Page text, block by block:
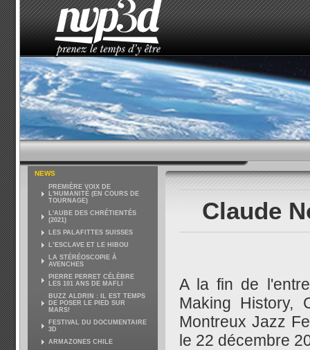
ACCUEIL LE STUDIO ACTUALITÉS
NEWS
PREMIÈRE VOIX DE
L'HUMANITÉ (EN COURS DE
TOURNAGE)
L'AUBE DES CHRÉTIENTÉS
(2021)
LES PALAFITTES SUISSES
L’ESCLAVE ET LE HIBOU
LA STÉRÉOSCOPIE À
AVENCHES
PIERRE PERRET CÉLÈBRE
LES 101 ANS DE MAFLI
BUZZ ALDRIN : IL EST TEMPS
DE POSER LE PIED SUR
MARS!
FESTIVAL DU DOCUMENTAIRE
3D
ARMAZONES CHILE
Claude
A la fin de
Making History,
Montreux Jazz
le 22 décembre